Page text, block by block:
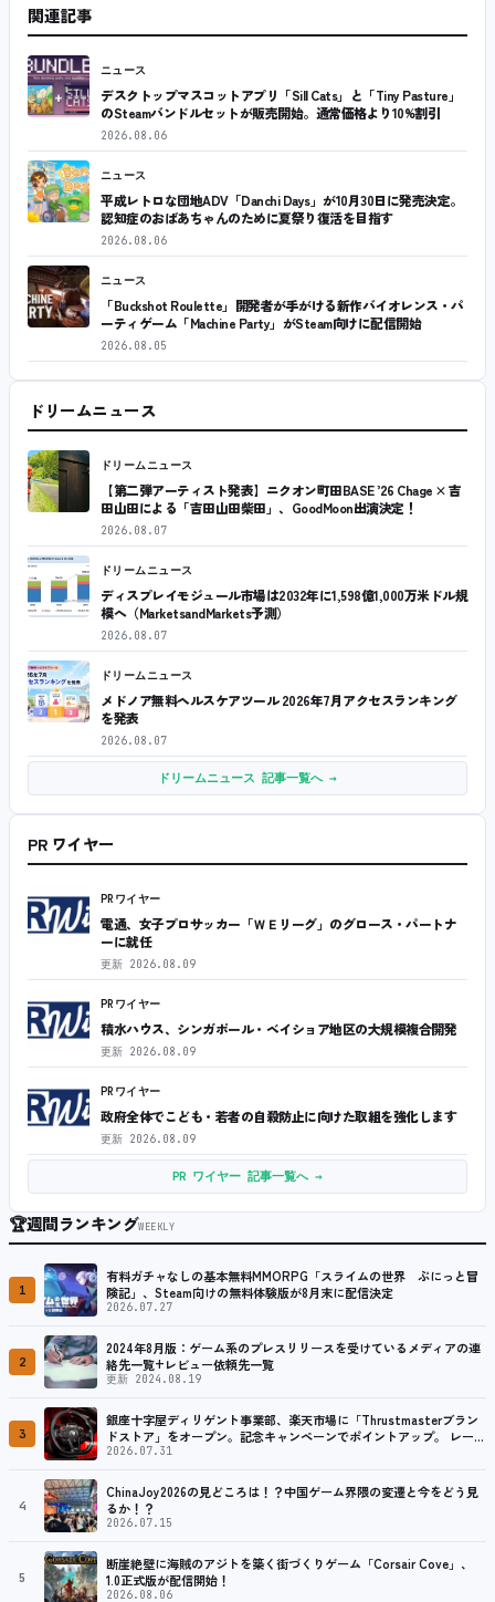
関連記事
ニュース
デスクトップマスコットアプリ「Sill Cats」と「Tiny Pasture」
のSteamバンドルセットが販売開始。通常価格より10%割引
2026.08.06
ニュース
平成レトロな団地ADV「Danchi Days」が10月30日に発売決定。
認知症のおばあちゃんのために夏祭り復活を目指す
2026.08.06
ニュース
「Buckshot Roulette」開発者が手がける新作バイオレンス・パ
ーティゲーム「Machine Party」がSteam向けに配信開始
2026.08.05
ドリームニュース
ドリームニュース
【第二弾アーティスト発表】ニクオン町田BASE ’26 Chage × 吉
田山田による「吉田山田柴田」、GoodMoon出演決定！
2026.08.07
ドリームニュース
ディスプレイモジュール市場は2032年に1,598億1,000万米ドル規
模へ（MarketsandMarkets予測）
2026.08.07
ドリームニュース
メドノア無料ヘルスケアツール 2026年7月アクセスランキング
を発表
2026.08.07
ドリームニュース 記事一覧へ →
PR ワイヤー
PRワイヤー
電通、女子プロサッカー「ＷＥリーグ」のグロース・パートナ
ーに就任
更新 2026.08.09
PRワイヤー
積水ハウス、シンガポール・ベイショア地区の大規模複合開発
更新 2026.08.09
PRワイヤー
政府全体でこども・若者の自殺防止に向けた取組を強化します
更新 2026.08.09
PR ワイヤー 記事一覧へ →
🏆週間ランキングWEEKLY
1
有料ガチャなしの基本無料MMORPG「スライムの世界 ぷにっと冒
険記」、Steam向けの無料体験版が8月末に配信決定
2026.07.27
2
2024年8月版：ゲーム系のプレスリリースを受けているメディアの連
絡先一覧+レビュー依頼先一覧
更新 2024.08.19
3
銀座十字屋ディリゲント事業部、楽天市場に「Thrustmasterブラン
ドストア」をオープン。記念キャンペーンでポイントアップ。 レーシ
ング／フライトシム向けコントローラーを中心に、幅広くラインナッ
2026.07.31
4
ChinaJoy2026の見どころは！？中国ゲーム界隈の変遷と今をどう見
るか！？
2026.07.15
5
断崖絶壁に海賊のアジトを築く街づくりゲーム「Corsair Cove」、
1.0正式版が配信開始！
2026.08.06